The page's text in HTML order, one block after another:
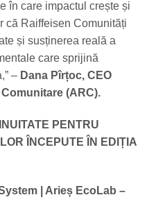
în care impactul crește și
că Raiffeisen Comunități
și susținerea reală a
care sprijină
– Dana Pîrțoc, CEO
(ARC).
PENTRU
ÎNCEPUTE ÎN EDIȚIA
| Arieș EcoLab –